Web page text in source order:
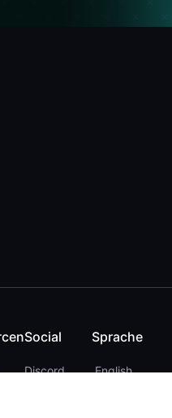
Social
Discord
Sprache
English